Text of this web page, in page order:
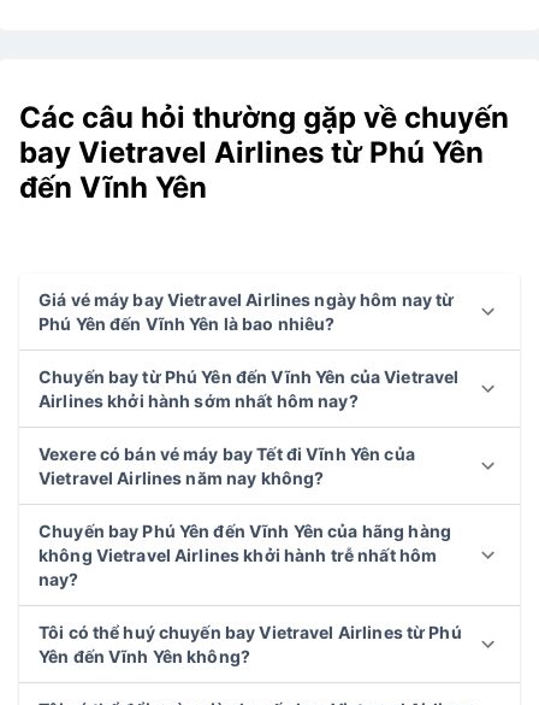
Các câu hỏi thường gặp về chuyến
bay Vietravel Airlines từ Phú Yên
đến Vĩnh Yên
Giá vé máy bay Vietravel Airlines ngày hôm nay từ
Phú Yên đến Vĩnh Yên là bao nhiêu?
Chuyến bay từ Phú Yên đến Vĩnh Yên của Vietravel
Airlines khởi hành sớm nhất hôm nay?
Vexere có bán vé máy bay Tết đi Vĩnh Yên của
Vietravel Airlines năm nay không?
Chuyến bay Phú Yên đến Vĩnh Yên của hãng hàng
không Vietravel Airlines khởi hành trễ nhất hôm
nay?
Tôi có thể huý chuyến bay Vietravel Airlines từ Phú
Yên đến Vĩnh Yên không?